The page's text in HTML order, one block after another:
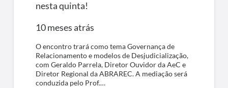
nesta quinta!
10 meses atrás
O encontro trará como tema Governança de
Relacionamento e modelos de Desjudicialização,
com Geraldo Parrela, Diretor Ouvidor da AeC e
Diretor Regional da ABRAREC. A mediação será
conduzida pelo Prof.…